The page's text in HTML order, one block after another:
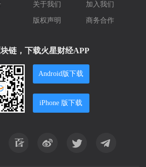
关于我们 加入我们
版权声明 商务合作
链，下载火星财经APP
Android版下载
iPhone 版下载